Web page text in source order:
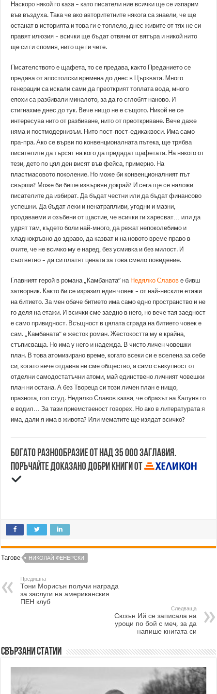
Наскоро някой го каза – като писатели ние всички ще се изпарим
във въздуха. Така че ако авторитетните някога са знаели, че ще
останат в историята и това ги е топлело, днес живите от тях не си
правят илюзия – всички ще бъдат отвяни от вятъра и никой нито
ще си ги спомня, нито ще ги чете.
Писателството е щафета, то се предава, както Преданието се
предава от апостолски времена до днес в Църквата. Много
генерации са искали сами да преоткрият топлата вода, много
епохи са разбивали миналото, за да го сглобят наново. И
стигнахме днес до тук. Вече нищо не е същото. Никой не се
интересува нито от разбиване, нито от преоткриване. Вече даже
няма и постмодернизъм. Нито пост-пост-едикаквоси. Има само
пра-пра. Ако се върви по конвенционалната пътека, ще трябва
писателите да търсят на кого да предадат щафетата. На някого от
тези, дето по цял ден висят във фейса, примерно. На
пластмасовото поколение. Но може би конвенционалният път
свърши? Може би беше извървян докрай? И сега ще се наложи
писателите да избират. Да бъдат честни или да бъдат финансово
успешни. Да бъдат леки и ненатрапливи, угодни и мазни,
продаваеми и озъбени от щастие, че всички ги харесват… или да
удрят там, където боли най-много, да режат непоколебимо и
хладнокръвно до здраво, да казват и на новото време право в
очите, че не всичко му е наред, без усмивка и без милост. И
съответно – да си платят цената за това смело поведение.
Главният герой в романа „Камбаната“ на Недялко Славов е бивш
затворник. Както би се изразил един човек – от най-ниските етажи
на битието. За мен обаче битието има само едно пространство и не
го деля на етажи. И всички сме заедно в него, но вече тая заедност
е само привидност. Всъщност в цялата сграда на битието човек е
сам. „Камбаната“ е жесток роман. Жестокостта му е крайна,
стъписваща. Но има у него и надежда. В чисто личен човешки
план. В това атомизирано време, когато всеки си е вселена за себе
си, когато вече отдавна не сме общество, а само съвкупност от
отделни самодостатъчни атоми, май единствено личният човешки
план ни остана. А без Твореца си този личен план е нищо,
празнота, гол студ. Недялко Славов казва, че образът на Калуня го
е водил… За тази приемственост говорех. Но ако в литературата я
има, дали я има в живота? Или мематите ще изядат всичко?
Богато разнообразие от над 35 000 заглавия.
Поръчайте доказано добри книги от
Тагове НИКОЛАЙ ФЕНЕРСКИ
Предишна
Тони Морисън получи награда
за заслуги на американския
ПЕН клуб
Следваща
Сюзън Ий се записала на
уроци по бой с меч, за да
напише книгата си
Свързани статии